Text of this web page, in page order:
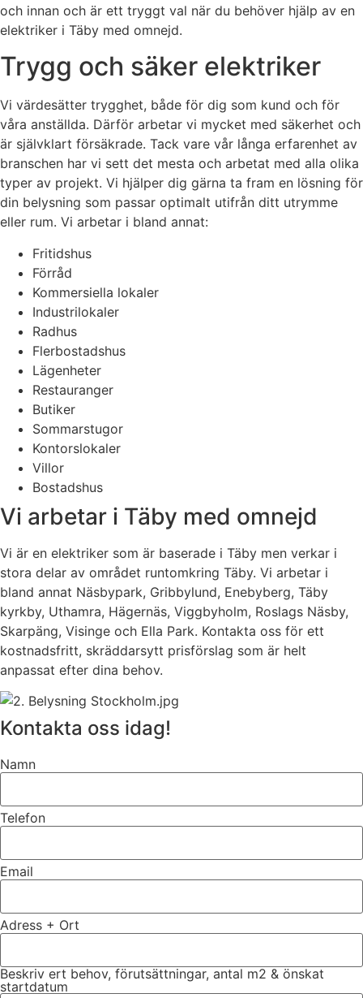
och innan och är ett tryggt val när du behöver hjälp av en
elektriker i Täby med omnejd.
Trygg och säker elektriker
Vi värdesätter trygghet, både för dig som kund och för
våra anställda. Därför arbetar vi mycket med säkerhet och
är självklart försäkrade. Tack vare vår långa erfarenhet av
branschen har vi sett det mesta och arbetat med alla olika
typer av projekt. Vi hjälper dig gärna ta fram en lösning för
din belysning som passar optimalt utifrån ditt utrymme
eller rum. Vi arbetar i bland annat:
Fritidshus
Förråd
Kommersiella lokaler
Industrilokaler
Radhus
Flerbostadshus
Lägenheter
Restauranger
Butiker
Sommarstugor
Kontorslokaler
Villor
Bostadshus
Vi arbetar i Täby med omnejd
Vi är en elektriker som är baserade i Täby men verkar i
stora delar av området runtomkring Täby. Vi arbetar i
bland annat Näsbypark, Gribbylund, Enebyberg, Täby
kyrkby, Uthamra, Hägernäs, Viggbyholm, Roslags Näsby,
Skarpäng, Visinge och Ella Park. Kontakta oss för ett
kostnadsfritt, skräddarsytt prisförslag som är helt
anpassat efter dina behov.
Kontakta oss idag!
Namn
Telefon
Email
Adress + Ort
Beskriv ert behov, förutsättningar, antal m2 & önskat
startdatum